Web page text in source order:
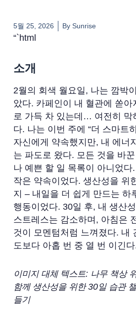
5월 25, 2026 BySunrise
“`html
소개
2월의 회색 월요일, 나는 깜박
았다. 카페인이 내 혈관에 쏟아
로 가득 차 있는데… 여전히 막
다. 나는 이번 주에 “더 스마트
자신에게 약속했지만, 내 에너
는 파도로 왔다. 모든 것을 바
나 예쁜 할 일 목록이 아니었다
작은 약속이었다. 생산성을 위
지 – 내일을 더 쉽게 만드는 하
행동이었다. 30일 후, 내 생산
스트레스는 감소하며, 아침은
것이 모멘텀처럼 느껴졌다. 내
도보다 아홉 번 중 열 번 이긴
이미지 대체 텍스트: 나무 책상
함께 생산성을 위한 30일 습관
들기